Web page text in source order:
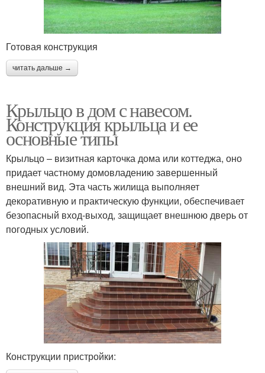
Готовая конструкция
читать дальше →
Крыльцо в дом с навесом.
Конструкция крыльца и ее
основные типы
Крыльцо – визитная карточка дома или коттеджа, оно
придает частному домовладению завершенный
внешний вид. Эта часть жилища выполняет
декоративную и практическую функции, обеспечивает
безопасный вход-выход, защищает внешнюю дверь от
погодных условий.
Конструкции пристройки: